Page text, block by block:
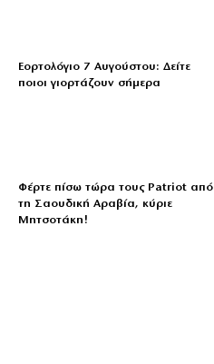
Εορτολόγιο 7 Αυγούστου: Δείτε
ποιοι γιορτάζουν σήμερα
Φέρτε πίσω τώρα τους Patriot από
τη Σαουδική Αραβία, κύριε
Μητσοτάκη!